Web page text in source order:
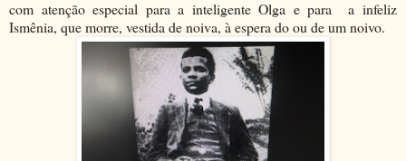
com atenção especial para a inteligente Olga e para a infeliz
Ismênia, que morre, vestida de noiva, à espera do ou de um noivo.